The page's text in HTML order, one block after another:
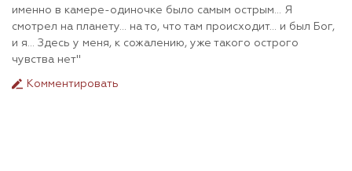
именно в камере-одиночке было самым острым... Я
смотрел на планету... на то, что там происходит... и был Бог,
и я... Здесь у меня, к сожалению, уже такого острого
чувства нет"
Комментировать